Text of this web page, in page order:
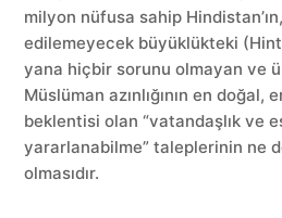
milyon nüfusa sahip
edilemeyecek büyüklükteki
yana hiçbir sorunu olmayan ve
Müslüman azınlığının en doğal,
beklentisi olan “vatandaşlık ve
yararlanabilme” taleplerinin ne
olmasıdır.